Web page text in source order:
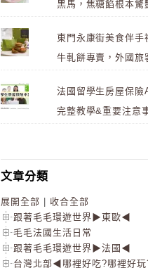
黑馬，焦糖餡根本驚
東門永康街美食伴
牛軋餅專賣，外國旅
法國留學生房屋保險
完整教學&重要注意
文章分類
展開全部
收合全部
跟著毛毛環遊世界▶東歐◀
毛毛法國生活日常
跟著毛毛環遊世界▶法國◀
台灣北部◀哪裡好吃?哪裡好玩